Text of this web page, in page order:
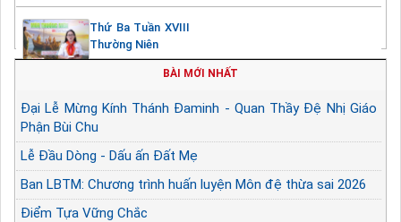
Thứ Ba Tuần XVIII
Thường Niên
BÀI MỚI NHẤT
Đại Lễ Mừng Kính Thánh Đaminh - Quan Thầy Đệ Nhị Giáo
Phận Bùi Chu
Lễ Đầu Dòng - Dấu ấn Đất Mẹ
Ban LBTM: Chương trình huấn luyện Môn đệ thừa sai 2026
Điểm Tựa Vững Chắc